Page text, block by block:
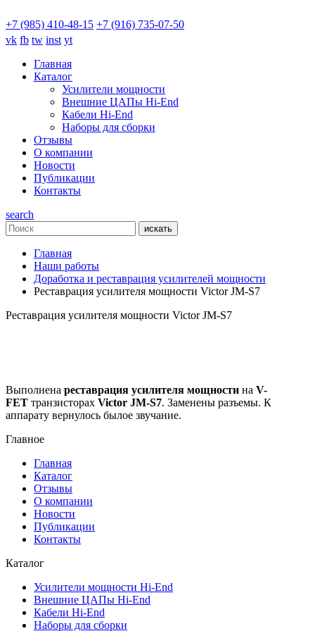
+7 (985) 410-48-15 +7 (916) 735-07-50
vk fb tw inst yt
Главная
Каталог
Усилители мощности
Внешние ЦАПы Hi-End
Кабели Hi-End
Наборы для сборки
Отзывы
О компании
Новости
Публикации
Контакты
search
искать
Главная
Наши работы
Доработка и реставрация усилителей мощности
Реставрация усилителя мощности Victor JM-S7
Реставрация усилителя мощности Victor JM-S7
Выполнена реставрация усилителя мощности на V-
FET транзисторах Victor JM-S7. Заменены разъемы. К
аппарату вернулось былое звучание.
Главное
Главная
Каталог
Отзывы
О компании
Новости
Публикации
Контакты
Каталог
Усилители мощности Hi-End
Внешние ЦАПы Hi-End
Кабели Hi-End
Наборы для сборки